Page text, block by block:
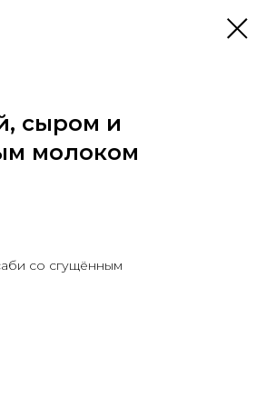
сыром и
молоком
со сгущённым